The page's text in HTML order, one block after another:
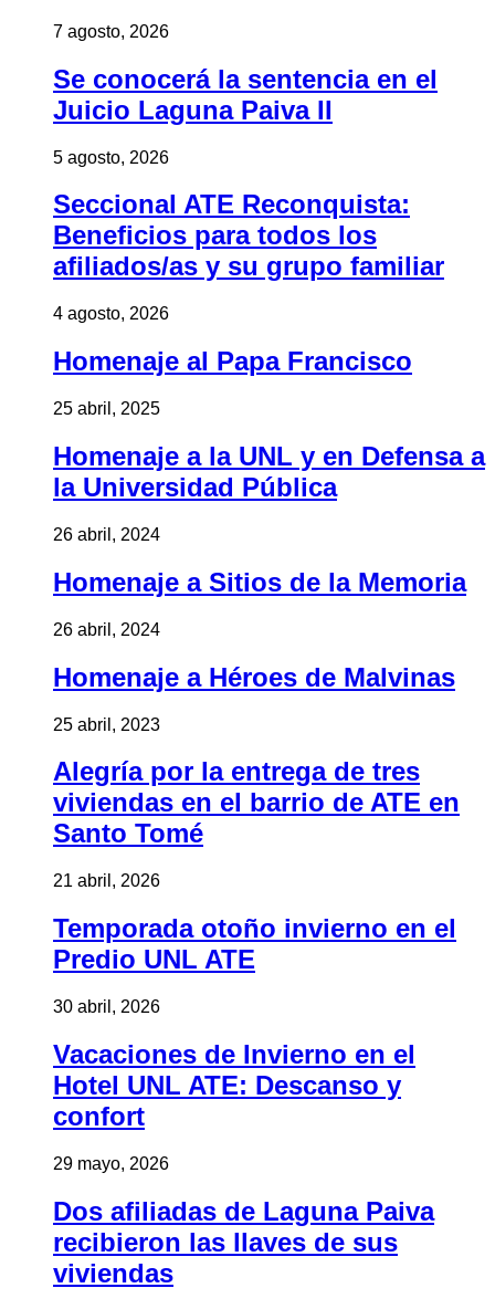
7 agosto, 2026
Se conocerá la sentencia en el
Juicio Laguna Paiva II
5 agosto, 2026
Seccional ATE Reconquista:
Beneficios para todos los
afiliados/as y su grupo familiar
4 agosto, 2026
Homenaje al Papa Francisco
25 abril, 2025
Homenaje a la UNL y en Defensa a
la Universidad Pública
26 abril, 2024
Homenaje a Sitios de la Memoria
26 abril, 2024
Homenaje a Héroes de Malvinas
25 abril, 2023
Alegría por la entrega de tres
viviendas en el barrio de ATE en
Santo Tomé
21 abril, 2026
Temporada otoño invierno en el
Predio UNL ATE
30 abril, 2026
Vacaciones de Invierno en el
Hotel UNL ATE: Descanso y
confort
29 mayo, 2026
Dos afiliadas de Laguna Paiva
recibieron las llaves de sus
viviendas